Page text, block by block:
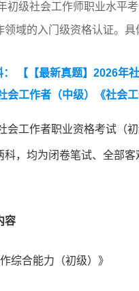
初级社会工作师职业水平
领域的入门级资格认证。具
【【最新真题】2026年
社会工作者（中级）《社会
规与政策》真题及答案解析
会工作者职业资格考试（
科，均为闭卷笔试、全部
容
综合能力（初级）》